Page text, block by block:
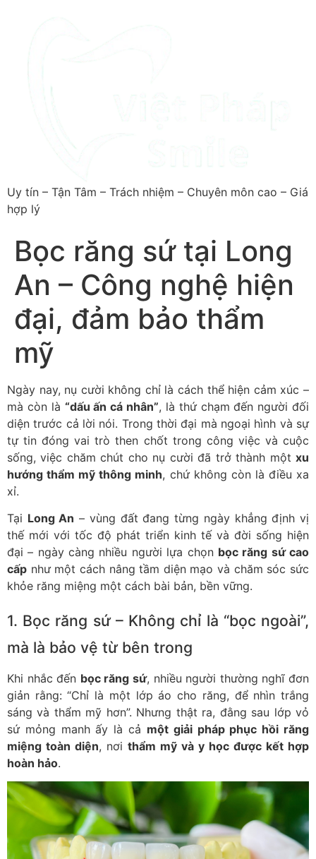
Uy tín – Tận Tâm – Trách nhiệm – Chuyên môn cao – Giá
hợp lý
Bọc răng sứ tại Long
An – Công nghệ hiện
đại, đảm bảo thẩm
mỹ
Ngày nay, nụ cười không chỉ là cách thể hiện cảm xúc –
mà còn là “dấu ấn cá nhân”, là thứ chạm đến người đối
diện trước cả lời nói. Trong thời đại mà ngoại hình và sự
tự tin đóng vai trò then chốt trong công việc và cuộc
sống, việc chăm chút cho nụ cười đã trở thành một xu
hướng thẩm mỹ thông minh, chứ không còn là điều xa
xỉ.
Tại Long An – vùng đất đang từng ngày khẳng định vị
thế mới với tốc độ phát triển kinh tế và đời sống hiện
đại – ngày càng nhiều người lựa chọn bọc răng sứ cao
cấp như một cách nâng tầm diện mạo và chăm sóc sức
khỏe răng miệng một cách bài bản, bền vững.
1. Bọc răng sứ – Không chỉ là “bọc ngoài”,
mà là bảo vệ từ bên trong
Khi nhắc đến bọc răng sứ, nhiều người thường nghĩ đơn
giản rằng: “Chỉ là một lớp áo cho răng, để nhìn trắng
sáng và thẩm mỹ hơn”. Nhưng thật ra, đằng sau lớp vỏ
sứ mỏng manh ấy là cả một giải pháp phục hồi răng
miệng toàn diện, nơi thẩm mỹ và y học được kết hợp
hoàn hảo.